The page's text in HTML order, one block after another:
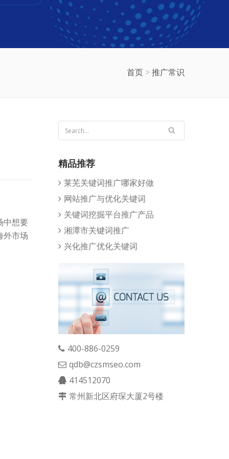
首页 >推广常识
中想要
外市场
精品推荐
莱芜关键词推广哪家好做
网站推广与优化关键词
关键词挖掘平台推广产品
湘潭市关键词推广
兴化推广优化关键词
400-886-0259
qdb@czsmseo.com
414512070
常州新北区府琛大厦2号楼